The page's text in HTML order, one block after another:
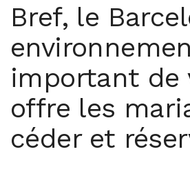
Bref, le
important de
offre les
céder et